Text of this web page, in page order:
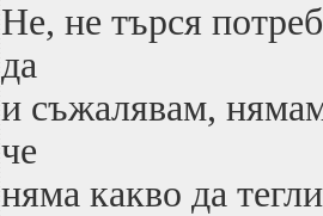
Не, не търся
да
и съжалявам,
че
няма какво да